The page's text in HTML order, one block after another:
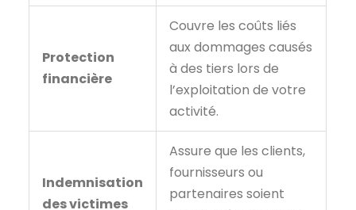
Protection
financière
Couvre les coûts liés
aux dommages causés
à des tiers lors de
l’exploitation de votre
activité.
Indemnisation
des victimes
Assure que les clients,
fournisseurs ou
partenaires soient